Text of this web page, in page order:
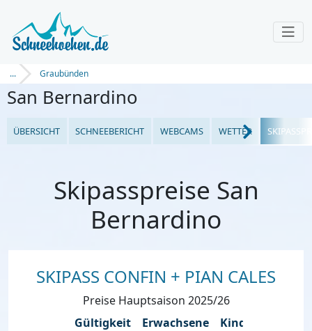
... Graubünden
San Bernardino
ÜBERSICHT SCHNEEBERICHT WEBCAMS WETTER
Skipasspreise San
Bernardino
SKIPASS CONFIN + PIAN CALES
Preise Hauptsaison 2025/26
Gültigkeit
Erwachsene Kinder